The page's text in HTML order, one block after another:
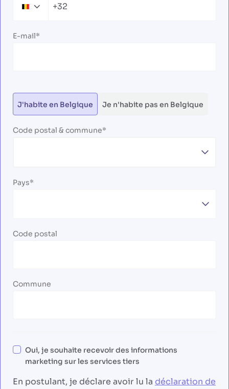
Belgium+32
E-mail
J'habite en Belgique Je n'habite pas en Belgique
Code postal & commune
Pays
Code postal
Commune
Oui, je souhaite recevoir des informations
marketing sur les services tiers
En postulant, je déclare avoir lu la déclaration de